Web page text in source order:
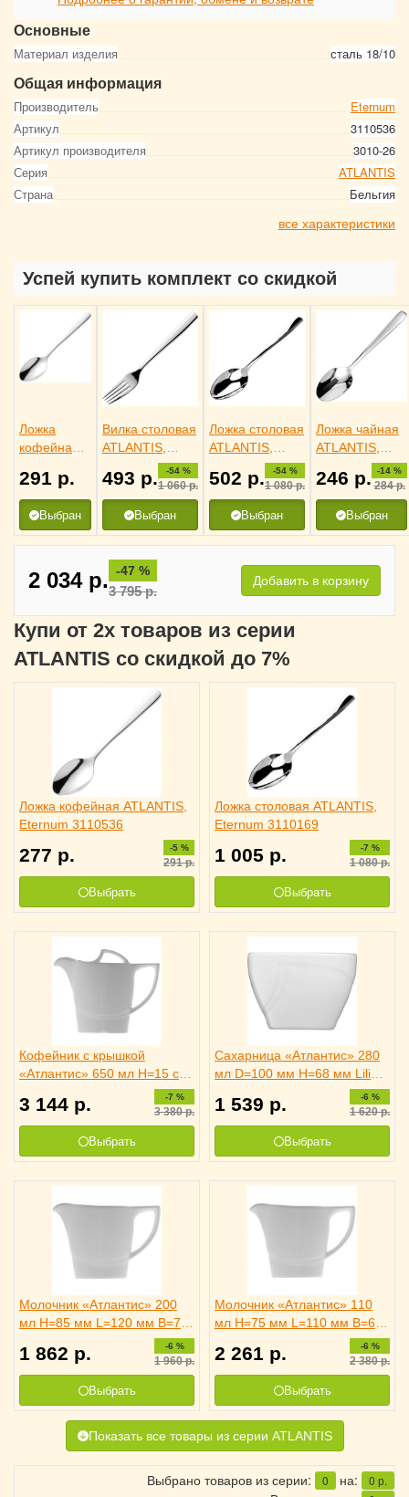
Основные
Материал изделия сталь 18/10
Общая информация
Производитель
Eternum
Артикул
3110536
Артикул производителя
3010-26
Серия
ATLANTIS
Страна
Бельгия
все характеристики
Успей купить комплект со скидкой
Ложка
кофейная
Eternum
3110536
291 р.
Выбран
Вилка столовая
ATLANTIS,
3110823
493 р. -54 %
1 060р.
Выбран
Ложка столовая
ATLANTIS,
3110169
502 р. -54 %
1 080р.
Выбран
Ложка чайная
ATLANTIS,
3110457
246 р. -14 %
284р.
Выбран
2 034 р. -47 %
3 795р.
Добавить в корзину
Купи от 2х товаров из серии
ATLANTIS со скидкой до 7%
Ложка кофейная ATLANTIS,
Eternum 3110536
277 р. -5 %
291р.
Выбрать
Ложка столовая ATLANTIS,
Eternum 3110169
1 005 р. -7 %
1 080р.
Выбрать
Кофейник с крышкой
«Атлантис» 650 мл H=15 см
L=19 см B=10.5 см Lilien
Austria, 3160337
3 144 р. -7 %
3 380р.
Выбрать
Сахарница «Атлантис» 280
мл D=100 мм H=68 мм Lilien
1 539 р. -6 %
1 620р.
Выбрать
Молочник «Атлантис» 200
мл H=85 мм L=120 мм B=70
мм Lilien Austria, 3170783
1 862 р. -6 %
1 960р.
Выбрать
Молочник «Атлантис» 110
мл H=75 мм L=110 мм B=60
мм Lilien Austria, 3170782
2 261 р. -6 %
2 380р.
Выбрать
Показать все товары из серии ATLANTIS
Выбрано товаров из серии: 0 на: 0 р.